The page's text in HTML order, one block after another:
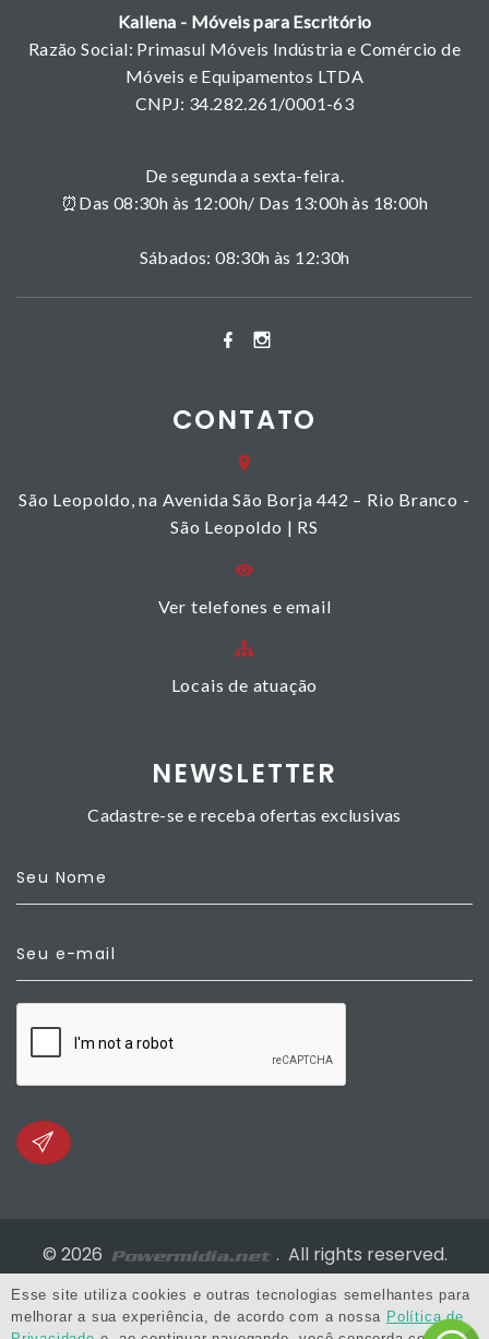
Kallena - Móveis para Escritório
Razão Social: Primasul Móveis Indústria e Comércio de
Móveis e Equipamentos LTDA
CNPJ: 34.282.261/0001-63
De segunda a sexta-feira.
⏰Das 08:30h às 12:00h/ Das 13:00h às 18:00h
Sábados: 08:30h às 12:30h
CONTATO
São Leopoldo, na Avenida São Borja 442 – Rio Branco -
São Leopoldo | RS
Ver telefones e email
Locais de atuação
NEWSLETTER
Cadastre-se e receba ofertas exclusivas
Seu Nome
Seu e-mail
© 2026 . All rights reserved.
Política de Privacidade e Segurança
Esse site utiliza cookies e outras tecnologias semelhantes para
melhorar a sua experiência, de acordo com a nossa Política de